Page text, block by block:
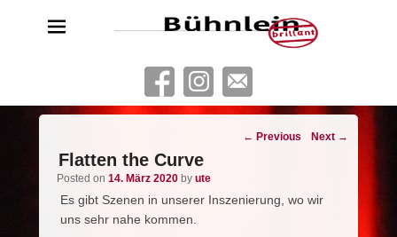
Bühnlein brillant
Freies Schauspielensemble aus Köln
Post
← Previous Next →
Flatten the Curve
Posted on 14. März 2020 by ute
Es gibt Szenen in unserer Inszenierung, wo wir
uns sehr nahe kommen.